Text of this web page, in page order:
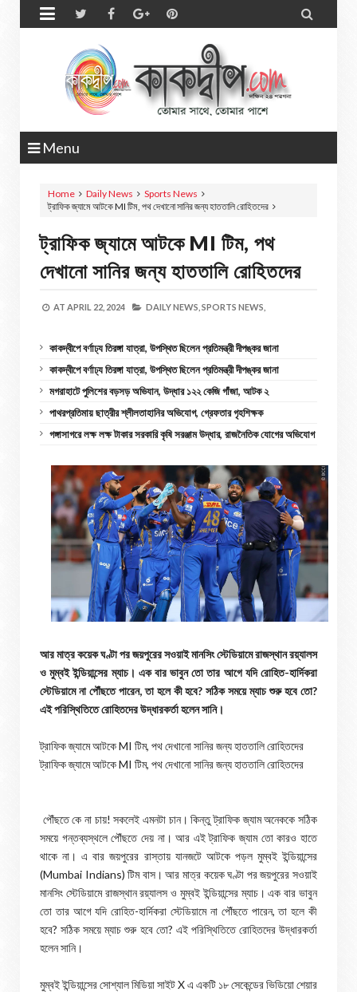
 
Menu
Home Daily News
Sports News
ট্রাফিক জ্যামে আটকে MI টিম, পথ দেখানো সানির জন্য হাততালি রোহিতদের
ট্রাফিক জ্যামে আটকে MI টিম, পথ
দেখানো সানির জন্য হাততালি রোহিতদের
AT APRIL 22, 2024 DAILY NEWS, SPORTS NEWS,
কাকদ্বীপে বর্ণাঢ্য তিরঙ্গা যাত্রা, উপস্থিত ছিলেন প্রতিমন্ত্রী দীপঙ্কর জানা
কাকদ্বীপে বর্ণাঢ্য তিরঙ্গা যাত্রা, উপস্থিত ছিলেন প্রতিমন্ত্রী দীপঙ্কর জানা
মগরাহাটে পুলিশের বড়সড় অভিযান, উদ্ধার ১২২ কেজি গাঁজা, আটক ২
পাথরপ্রতিমায় ছাত্রীর শ্লীলতাহানির অভিযোগ, গ্রেফতার গৃহশিক্ষক
গঙ্গাসাগরে লক্ষ লক্ষ টাকার সরকারি কৃষি সরঞ্জাম উদ্ধার, রাজনৈতিক যোগের অভিযোগ
আর মাত্র কয়েক ঘণ্টা পর জয়পুরের সওয়াই মানসিং স্টেডিয়ামে রাজস্থান রয়্যালস
ও মুম্বই ইন্ডিয়ান্সের ম্যাচ। এক বার ভাবুন তো তার আগে যদি রোহিত-হার্দিকরা
স্টেডিয়ামে না পৌঁছতে পারেন, তা হলে কী হবে? সঠিক সময়ে ম্যাচ শুরু হবে তো?
এই পরিস্থিতিতে রোহিতদের উদ্ধারকর্তা হলেন সানি।
ট্রাফিক জ্যামে আটকে MI টিম, পথ দেখানো সানির জন্য হাততালি রোহিতদের
ট্রাফিক জ্যামে আটকে MI টিম, পথ দেখানো সানির জন্য হাততালি রোহিতদের
পৌঁছতে কে না চায়! সকলেই এমনটা চান। কিন্তু ট্রাফিক জ্যাম অনেককে সঠিক
সময়ে গন্তব্যস্থলে পৌঁছতে দেয় না। আর এই ট্রাফিক জ্যাম তো কারও হাতে
থাকে না। এ বার জয়পুরের রাস্তায় যানজটে আটকে পড়ল মুম্বই ইন্ডিয়ান্সের
(Mumbai Indians) টিম বাস। আর মাত্র কয়েক ঘণ্টা পর জয়পুরের সওয়াই
মানসিং স্টেডিয়ামে রাজস্থান রয়্যালস ও মুম্বই ইন্ডিয়ান্সের ম্যাচ। এক বার ভাবুন
তো তার আগে যদি রোহিত-হার্দিকরা স্টেডিয়ামে না পৌঁছতে পারেন, তা হলে কী
হবে? সঠিক সময়ে ম্যাচ শুরু হবে তো? এই পরিস্থিতিতে রোহিতদের উদ্ধারকর্তা
হলেন সানি।
মুম্বই ইন্ডিয়ান্সের সোশ্যাল মিডিয়া সাইট X এ একটি ১৮ সেকেন্ডের ভিডিয়ো শেয়ার